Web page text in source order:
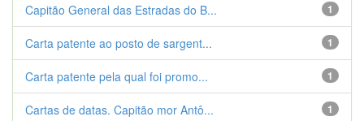
1
Capitão General das Estradas do B...
1
Carta patente ao posto de sargent...
1
Carta patente pela qual foi promo...
1
Cartas de datas. Capitão mor Antô...